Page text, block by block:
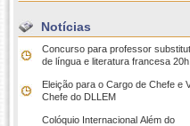
Notícias
Concurso para professor
de língua e literatura francesa 20h
Eleição para o Cargo de Chefe e
Chefe do DLLEM
Colóquio Internacional Além do